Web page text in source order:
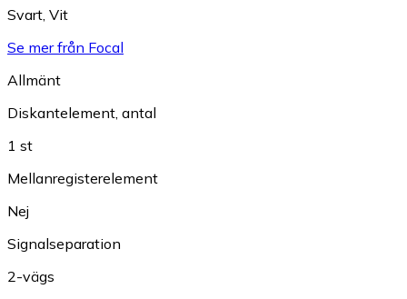
Svart, Vit
Se mer från Focal
Allmänt
Diskantelement, antal
1 st
Mellanregisterelement
Nej
Signalseparation
2-vägs